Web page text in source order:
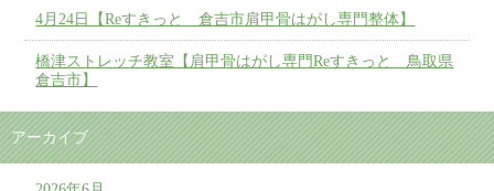
4月24日【Reすきっと 倉吉市肩甲骨はがし専門整体】
橋津ストレッチ教室【肩甲骨はがし専門Reすきっと 鳥取県
倉吉市】
アーカイブ